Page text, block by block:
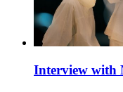
Interview with